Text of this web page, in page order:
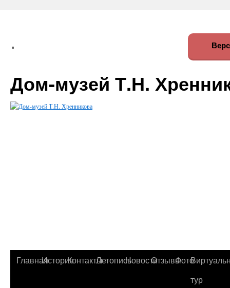
Дом-музей Т.Н.
ГлавнаяИсторияКонтактыЛетописьНовостиОтзывыФото
тур